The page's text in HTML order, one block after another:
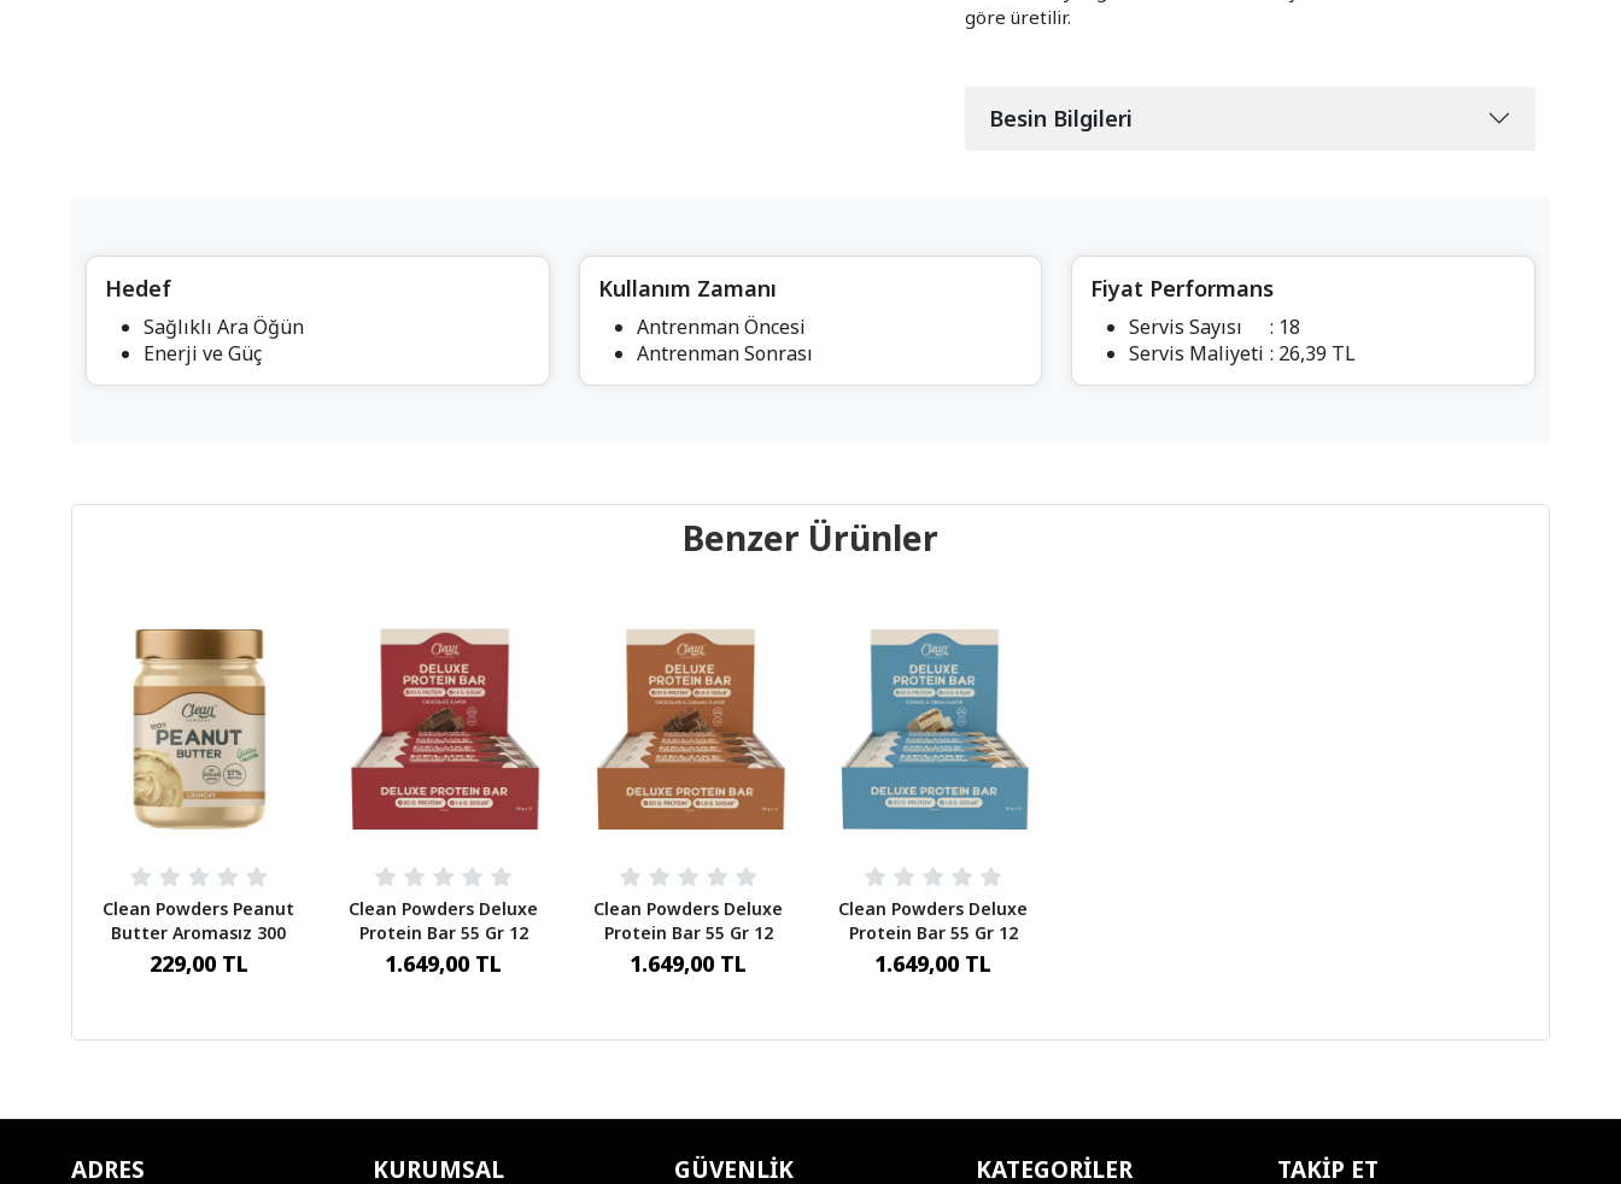
göre üretilir.
Besin Bilgileri
Hedef
Sağlıklı Ara Öğün
Enerji ve Güç
Kullanım Zamanı
Antrenman Öncesi
Antrenman Sonrası
Fiyat Performans
Servis Sayısı
: 18
Servis Maliyeti : 26,39 TL
Benzer Ürünler
Clean Powders Peanut
Butter Aromasız 300
Gr
229,00 TL
Clean Powders Deluxe
Protein Bar 55 Gr 12
Adet Çikolata 660 Gr
1.649,00 TL
Clean Powders Deluxe
Protein Bar 55 Gr 12
Adet Çikolata
Karamel 660 Gr
1.649,00 TL
Clean Powders Deluxe
Protein Bar 55 Gr 12
Adet Cookies Cream
660 Gr
1.649,00 TL
ADRES KURUMSAL GÜVENLIK KATEGORILER TAKIP ET